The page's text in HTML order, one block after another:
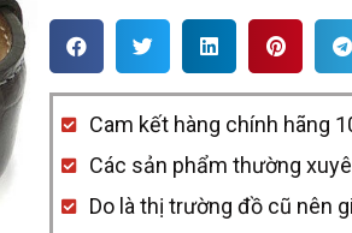
Les
Bemon
Open
Heart
8530037RGIR
quantity
Cam kết hàng chính hãng
Các sản phẩm thường
Do là thị trường đồ cũ nên